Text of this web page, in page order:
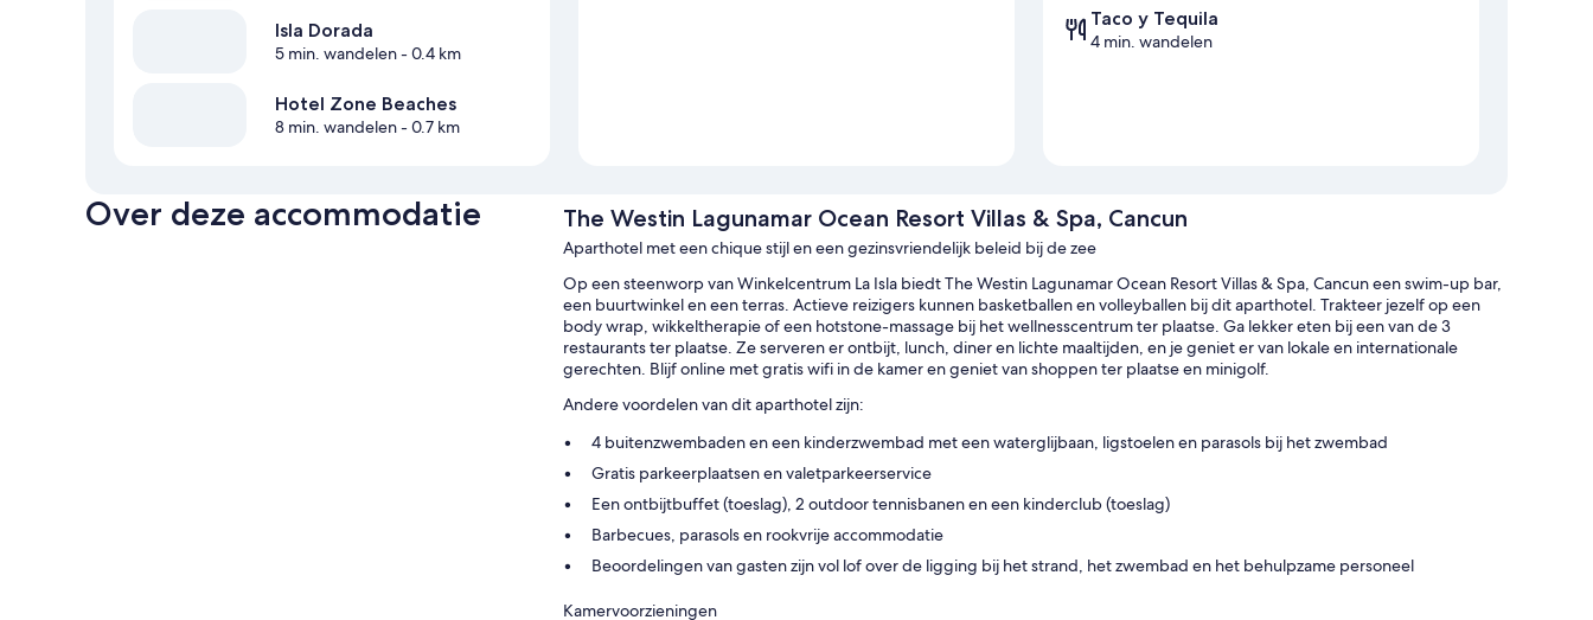
Isla Dorada
5 min. wandelen- 0.4 km
Hotel Zone Beaches
8 min. wandelen- 0.7 km
Taco y Tequila
4 min. wandelen
Over deze accommodatie The Westin Lagunamar Ocean Resort Villas & Spa, Cancun
Aparthotel met een chique stijl en een gezinsvriendelijk beleid bij de zee
Op een steenworp van Winkelcentrum La Isla biedt The Westin Lagunamar Ocean Resort Villas & Spa, Cancun een swim-up bar,
een buurtwinkel en een terras. Actieve reizigers kunnen basketballen en volleyballen bij dit aparthotel. Trakteer jezelf op een
body wrap, wikkeltherapie of een hotstone-massage bij het wellnesscentrum ter plaatse. Ga lekker eten bij een van de 3
restaurants ter plaatse. Ze serveren er ontbijt, lunch, diner en lichte maaltijden, en je geniet er van lokale en internationale
gerechten. Blijf online met gratis wifi in de kamer en geniet van shoppen ter plaatse en minigolf.
Andere voordelen van dit aparthotel zijn:
4 buitenzwembaden en een kinderzwembad met een waterglijbaan, ligstoelen en parasols bij het zwembad
Gratis parkeerplaatsen en valetparkeerservice
Een ontbijtbuffet (toeslag), 2 outdoor tennisbanen en een kinderclub (toeslag)
Barbecues, parasols en rookvrije accommodatie
Beoordelingen van gasten zijn vol lof over de ligging bij het strand, het zwembad en het behulpzame personeel
Kamervoorzieningen